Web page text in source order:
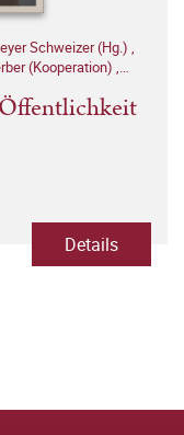
Schweizer (Hg.) ,
(Kooperation) ,
Details